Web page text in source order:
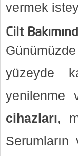
vermek
Cilt
yüzeyde
yenilenme
cihazları,